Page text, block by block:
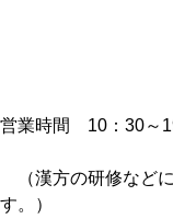
営業時間 10：30～
（漢方の研修など
す。）